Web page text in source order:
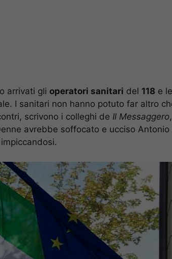
arrivati gli operatori sanitari del 118 e
I sanitari non hanno potuto far altro
scrivono i colleghi de Il Messaggero
avrebbe soffocato e ucciso